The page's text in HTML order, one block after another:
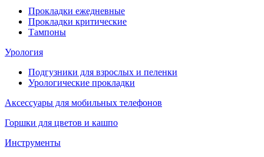
Прокладки ежедневные
Прокладки критические
Тампоны
Урология
Подгузники для взрослых и пеленки
Урологические прокладки
Аксессуары для мобильных телефонов
Горшки для цветов и кашпо
Инструменты